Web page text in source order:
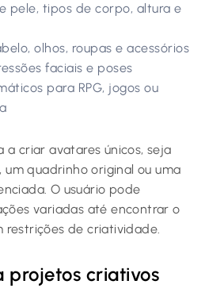
pele, tipos de corpo, altura e
olhos, roupas e acessórios
faciais e poses
para RPG, jogos ou
a criar avatares únicos, seja
quadrinho original ou uma
O usuário pode
variadas até encontrar o
restrições de criatividade.
projetos criativos